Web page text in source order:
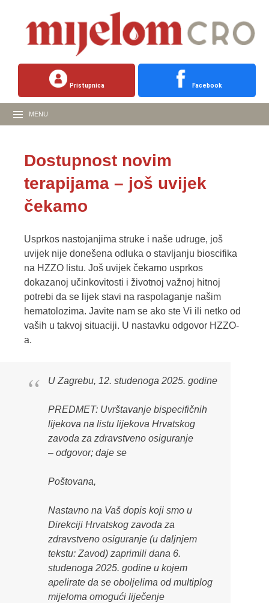
Pristupnica Facebook
MENU
Dostupnost novim
terapijama – još uvijek
čekamo
Usprkos nastojanjima struke i naše udruge, još
uvijek nije donešena odluka o stavljanju bioscifika
na HZZO listu. Još uvijek čekamo usprkos
dokazanoj učinkovitosti i životnoj važnoj hitnoj
potrebi da se lijek stavi na raspolaganje našim
hematolozima. Javite nam se ako ste Vi ili netko od
vaših u takvoj situaciji. U nastavku odgovor HZZO-
a.
U Zagrebu, 12. studenoga 2025. godine
PREDMET: Uvrštavanje bispecifičnih
lijekova na listu lijekova Hrvatskog
zavoda za zdravstveno osiguranje
– odgovor; daje se
Poštovana,
Nastavno na Vaš dopis koji smo u
Direkciji Hrvatskog zavoda za
zdravstveno osiguranje (u daljnjem
tekstu: Zavod) zaprimili dana 6.
studenoga 2025. godine u kojem
apelirate da se oboljelima od multiplog
mijeloma omogući liječenje